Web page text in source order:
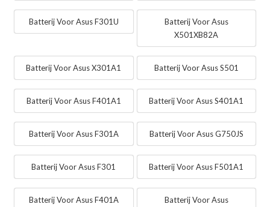
Batterij Voor Asus F301U
Batterij Voor Asus
X501XB82A
Batterij Voor Asus X301A1 Batterij Voor Asus S501
Batterij Voor Asus F401A1 Batterij Voor Asus S401A1
Batterij Voor Asus F301A Batterij Voor Asus G750JS
Batterij Voor Asus F301 Batterij Voor Asus F501A1
Batterij Voor Asus F401A
Batterij Voor Asus